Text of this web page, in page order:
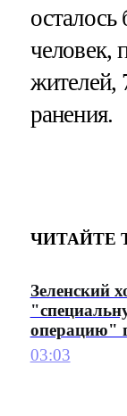
осталось
человек,
жителей,
ранения.
ЧИТАЙТЕ
Зеленский
операцию"
03:03